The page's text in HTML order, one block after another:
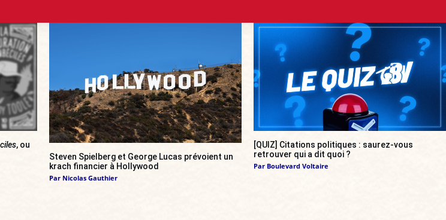
, ou
Steven Spielberg et George Lucas prévoient un
krach financier à Hollywood
Par Nicolas Gauthier
[QUIZ] Citations politiques : saurez-vous
retrouver qui a dit quoi ?
Par Boulevard Voltaire